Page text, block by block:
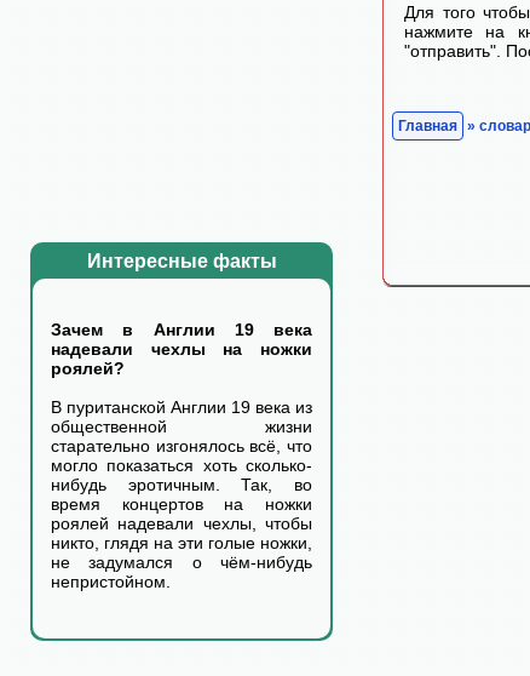
Интересные факты
Зачем в Англии 19 века
надевали чехлы на ножки
роялей?
В пуританской Англии 19 века из
общественной жизни
старательно изгонялось всё, что
могло показаться хоть сколько-
нибудь эротичным. Так, во
время концертов на ножки
роялей надевали чехлы, чтобы
никто, глядя на эти голые ножки,
не задумался о чём-нибудь
непристойном.
Для того
нажмите на
"отправить".
Главная »